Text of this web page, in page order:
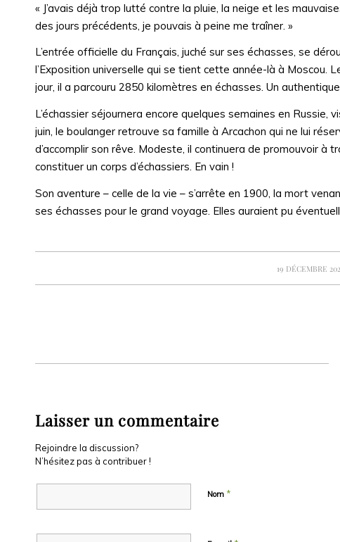
« J’avais déjà trop lutté contre la pluie, la neige et les
des jours précédents, je pouvais à peine me traîner. »
L’entrée officielle du Français, juché sur ses échasses, se
l’Exposition universelle qui se tient cette année-là à Moscou.
jour, il a parcouru 2850 kilomètres en échasses. Un
L’échassier séjournera encore quelques semaines en
juin, le boulanger retrouve sa famille à Arcachon qui ne lui
d’accomplir son rêve. Modeste, il continuera de promouvoir à
constituer un corps d’échassiers. En vain !
Son aventure – celle de la vie – s’arrête en 1900, la mort
ses échasses pour le grand voyage. Elles auraient pu
19 DÉCEMBRE
/
Laisser un commentaire
Rejoindre la discussion?
N’hésitez pas à contribuer !
Nom *